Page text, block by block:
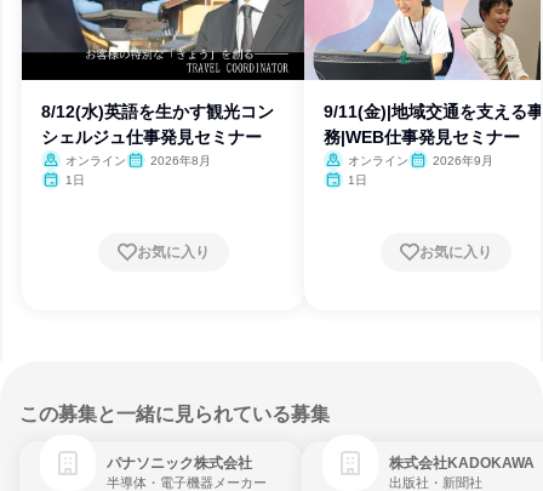
8/12(水)英語を生かす観光コン
シェルジュ仕事発見セミナー
オンライン
2026年8月
1日
お気に入り
9/11(金)|地域交通を支える事
務|WEB仕事発見セミナー
オンライン
2026年9月
1日
お気に入り
この募集と一緒に見られている募集
パナソニック株式会社
半導体・電子機器メーカー
株式会社KADOKAWA
出版社・新聞社